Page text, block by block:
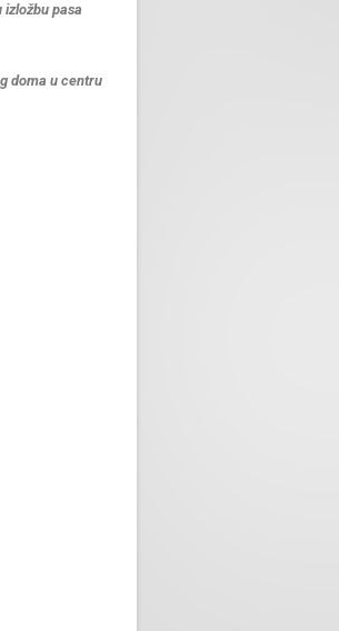
izložbu pasa
doma u centru